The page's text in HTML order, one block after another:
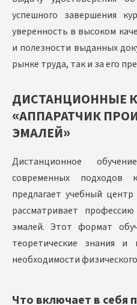
успешного завершения
уверенность в высоком
и полезности выданных
рынке труда, так и за его
ДИСТАНЦИОННЫЕ
«АППАРАТЧИК
ЭМАЛЕЙ»
Дистанционное
современных подходов
предлагает учебный
рассматривает
эмалей. Этот формат
теоретические знания и
необходимости
Что включает в себя